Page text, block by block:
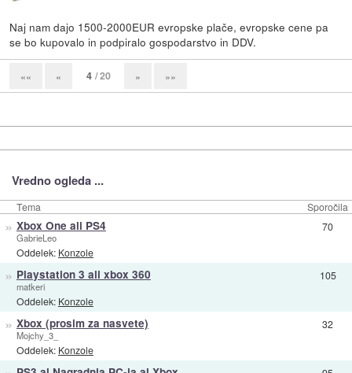
Naj nam dajo 1500-2000EUR evropske plače, evropske cene pa
se bo kupovalo in podpiralo gospodarstvo in DDV.
«« « 4 / 20 » »»
Vredno ogleda ...
Tema Sporočila
» Xbox One ali PS4
GabrieLeo
Oddelek: Konzole
70
» Playstation 3 ali xbox 360
matkeri
Oddelek: Konzole
105
» Xbox (prosim za nasvete)
Mojchy_3_
Oddelek: Konzole
32